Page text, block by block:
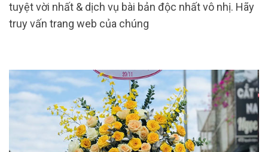
tuyệt vời nhất & dịch vụ bài bản độc nhất vô nhị. Hãy
truy vấn trang web của chúng